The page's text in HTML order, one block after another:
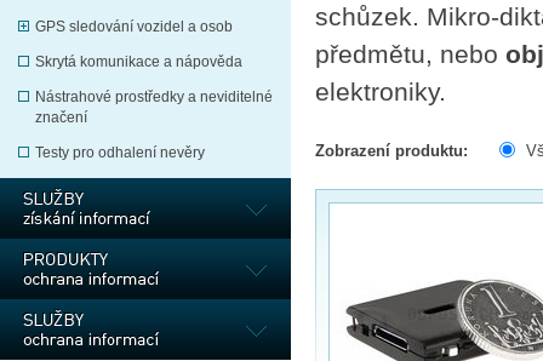
GPS sledování vozidel a osob
Skrytá komunikace a nápověda
Nástrahové prostředky a neviditelné
značení
Testy pro odhalení nevěry
schůzek. Mikro-
předmětu, nebo
elektroniky.
Zobrazení produktu: